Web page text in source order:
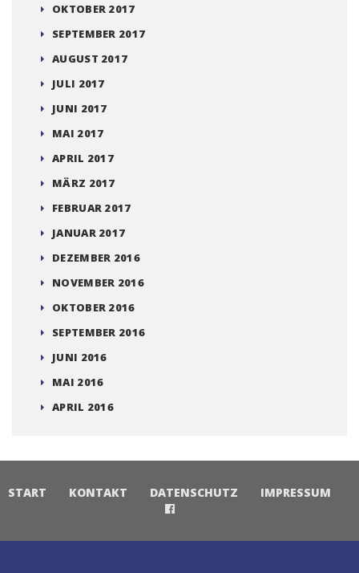
OKTOBER 2017
SEPTEMBER 2017
AUGUST 2017
JULI 2017
JUNI 2017
MAI 2017
APRIL 2017
MÄRZ 2017
FEBRUAR 2017
JANUAR 2017
DEZEMBER 2016
NOVEMBER 2016
OKTOBER 2016
SEPTEMBER 2016
JUNI 2016
MAI 2016
APRIL 2016
START KONTAKT DATENSCHUTZ IMPRESSUM